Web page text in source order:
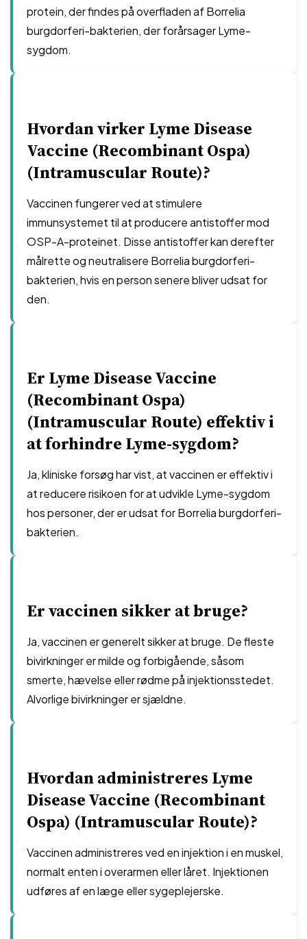
protein, der findes på overfladen af ​​Borrelia
burgdorferi-bakterien, der forårsager Lyme-
sygdom.
Hvordan virker Lyme Disease
Vaccine (Recombinant Ospa)
(Intramuscular Route)?
Vaccinen fungerer ved at stimulere
immunsystemet til at producere antistoffer mod
OSP-A-proteinet. Disse antistoffer kan derefter
målrette og neutralisere Borrelia burgdorferi-
bakterien, hvis en person senere bliver udsat for
den.
Er Lyme Disease Vaccine
(Recombinant Ospa)
(Intramuscular Route) effektiv i
at forhindre Lyme-sygdom?
Ja, kliniske forsøg har vist, at vaccinen er effektiv i
at reducere risikoen for at udvikle Lyme-sygdom
hos personer, der er udsat for Borrelia burgdorferi-
bakterien.
Er vaccinen sikker at bruge?
Ja, vaccinen er generelt sikker at bruge. De fleste
bivirkninger er milde og forbigående, såsom
smerte, hævelse eller rødme på injektionsstedet.
Alvorlige bivirkninger er sjældne.
Hvordan administreres Lyme
Disease Vaccine (Recombinant
Ospa) (Intramuscular Route)?
Vaccinen administreres ved en injektion i en muskel,
normalt enten i overarmen eller låret. Injektionen
udføres af en læge eller sygeplejerske.